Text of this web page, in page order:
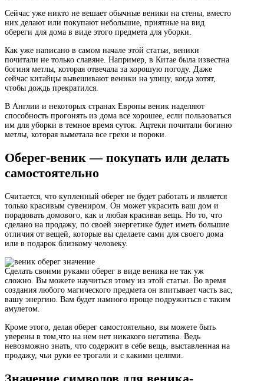
Сейчас уже никто не вешает обычные веники на стены, вместо
них делают или покупают небольшие, приятные на вид
обереги для дома в виде этого предмета для уборки.
Как уже написано в самом начале этой статьи, веники
почитали не только славяне. Например, в Китае была известна
богиня метлы, которая отвечала за хорошую погоду. Даже
сейчас китайцы вывешивают веники на улицу, когда хотят,
чтобы дождь прекратился.
В Англии и некоторых странах Европы веник наделяют
способность прогонять из дома все хорошее, если пользоваться
им для уборки в темное время суток. Ацтеки почитали богиню
метлы, которая выметала все грехи и пороки.
Оберег-веник — покупать или делать
самостоятельно
Считается, что купленный оберег не будет работать и является
только красивым сувениром. Он может украсить ваш дом и
порадовать домового, как и любая красивая вещь. Но то, что
сделано на продажу, по своей энергетике будет иметь большие
отличия от вещей, которые вы сделаете сами для своего дома
или в подарок близкому человеку.
Сделать своими руками оберег в виде веника не так уж
сложно. Вы можете научиться этому из этой статьи. Во время
создания любого магического предмета он впитывает часть вас,
вашу энергию. Вам будет намного проще подружиться с таким
амулетом.
Кроме этого, делая оберег самостоятельно, вы можете быть
уверены в том,что на нем нет никакого негатива. Ведь
невозможно знать, что содержит в себе вещь, выставленная на
продажу, чьи руки ее трогали и с какими целями.